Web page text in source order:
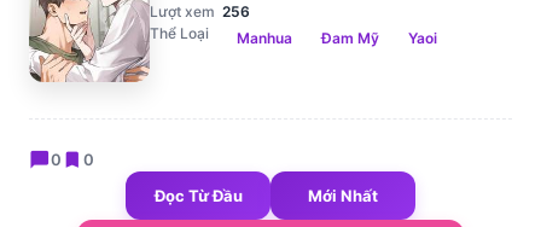
Lượt xem 256
Thể Loại
Manhua Đam Mỹ Yaoi
chat_bubble0 bookmark 0
Đọc Từ Đầu
Mới Nhất